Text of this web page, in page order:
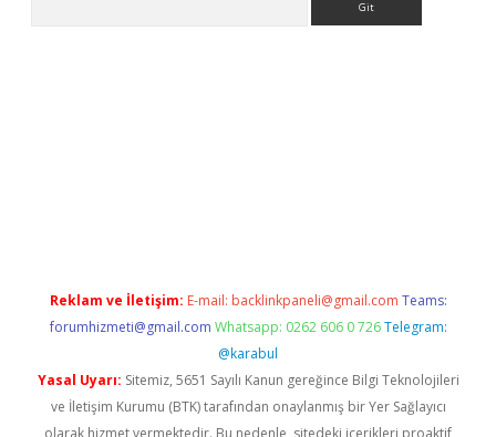
Reklam ve İletişim: E-mail: backlinkpaneli@gmail.com Teams:
forumhizmeti@gmail.com Whatsapp: 0262 606 0 726 Telegram:
@karabul
Yasal Uyarı: Sitemiz, 5651 Sayılı Kanun gereğince Bilgi Teknolojileri
ve İletişim Kurumu (BTK) tarafından onaylanmış bir Yer Sağlayıcı
olarak hizmet vermektedir. Bu nedenle, sitedeki içerikleri proaktif